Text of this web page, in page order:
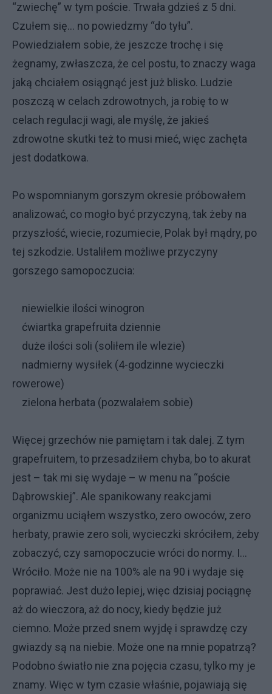
“zwiechę” w tym poście. Trwała gdzieś z 5 dni.
Czułem się… no powiedzmy “do tyłu”.
Powiedziałem sobie, że jeszcze trochę i się
żegnamy, zwłaszcza, że cel postu, to znaczy waga
jaką chciałem osiągnąć jest już blisko. Ludzie
poszczą w celach zdrowotnych, ja robię to w
celach regulacji wagi, ale myślę, że jakieś
zdrowotne skutki też to musi mieć, więc zachęta
jest dodatkowa.
Po wspomnianym gorszym okresie próbowałem
analizować, co mogło być przyczyną, tak żeby na
przyszłość, wiecie, rozumiecie, Polak był mądry, po
tej szkodzie. Ustaliłem możliwe przyczyny
gorszego samopoczucia:
niewielkie ilości winogron
ćwiartka grapefruita dziennie
duże ilości soli (soliłem ile wlezie)
nadmierny wysiłek (4-godzinne wycieczki
rowerowe)
zielona herbata (pozwalałem sobie)
Więcej grzechów nie pamiętam i tak dalej. Z tym
grapefruitem, to przesadziłem chyba, bo to akurat
jest – tak mi się wydaje – w menu na “poście
Dąbrowskiej”. Ale spanikowany reakcjami
organizmu uciąłem wszystko, zero owoców, zero
herbaty, prawie zero soli, wycieczki skróciłem, żeby
zobaczyć, czy samopoczucie wróci do normy. I…
Wróciło. Może nie na 100% ale na 90 i wydaje się
poprawiać. Jest dużo lepiej, więc dzisiaj pociągnę
aż do wieczora, aż do nocy, kiedy będzie już
ciemno. Może przed snem wyjdę i sprawdzę czy
gwiazdy są na niebie. Może one na mnie popatrzą?
Podobno światło nie zna pojęcia czasu, tylko my je
znamy. Więc w tym czasie właśnie, pojawiają się